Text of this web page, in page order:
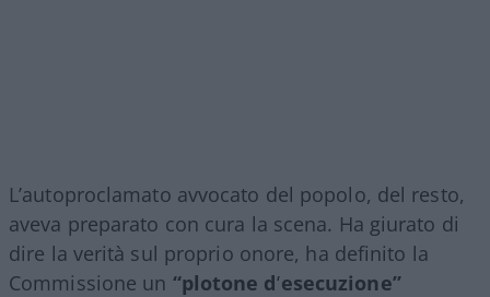
L’autoproclamato avvocato del popolo, del resto,
aveva preparato con cura la scena. Ha giurato di
dire la verità sul proprio onore, ha definito la
Commissione un “plotone d’esecuzione”